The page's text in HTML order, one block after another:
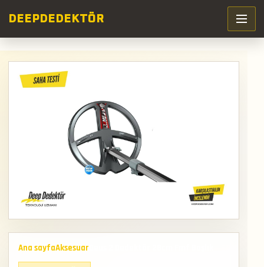
DEEP DEDEKTÖR
Ana sayfaAksesuar